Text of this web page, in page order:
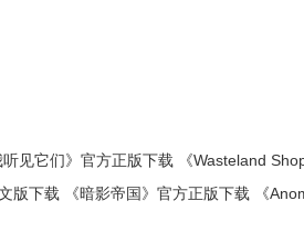
见它们》官方正版下载 《Wasteland
版下载 《暗影帝国》官方正版下载 《